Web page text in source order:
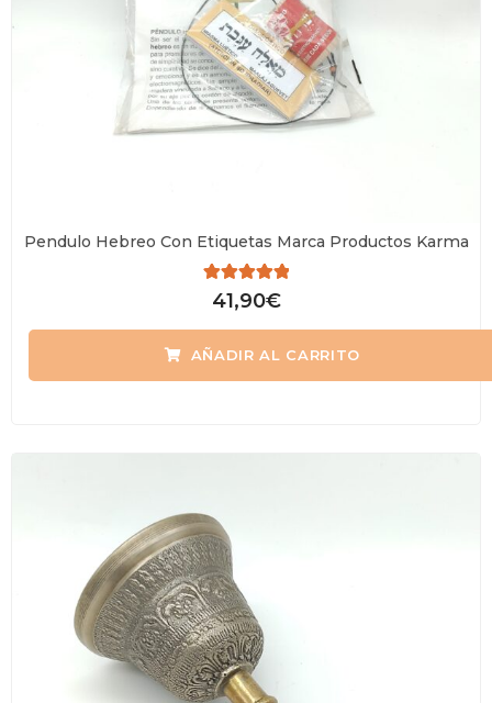
Pendulo Hebreo Con Etiquetas Marca Productos Karma
Valorado
con
5
41,90€
AÑADIR AL CARRITO